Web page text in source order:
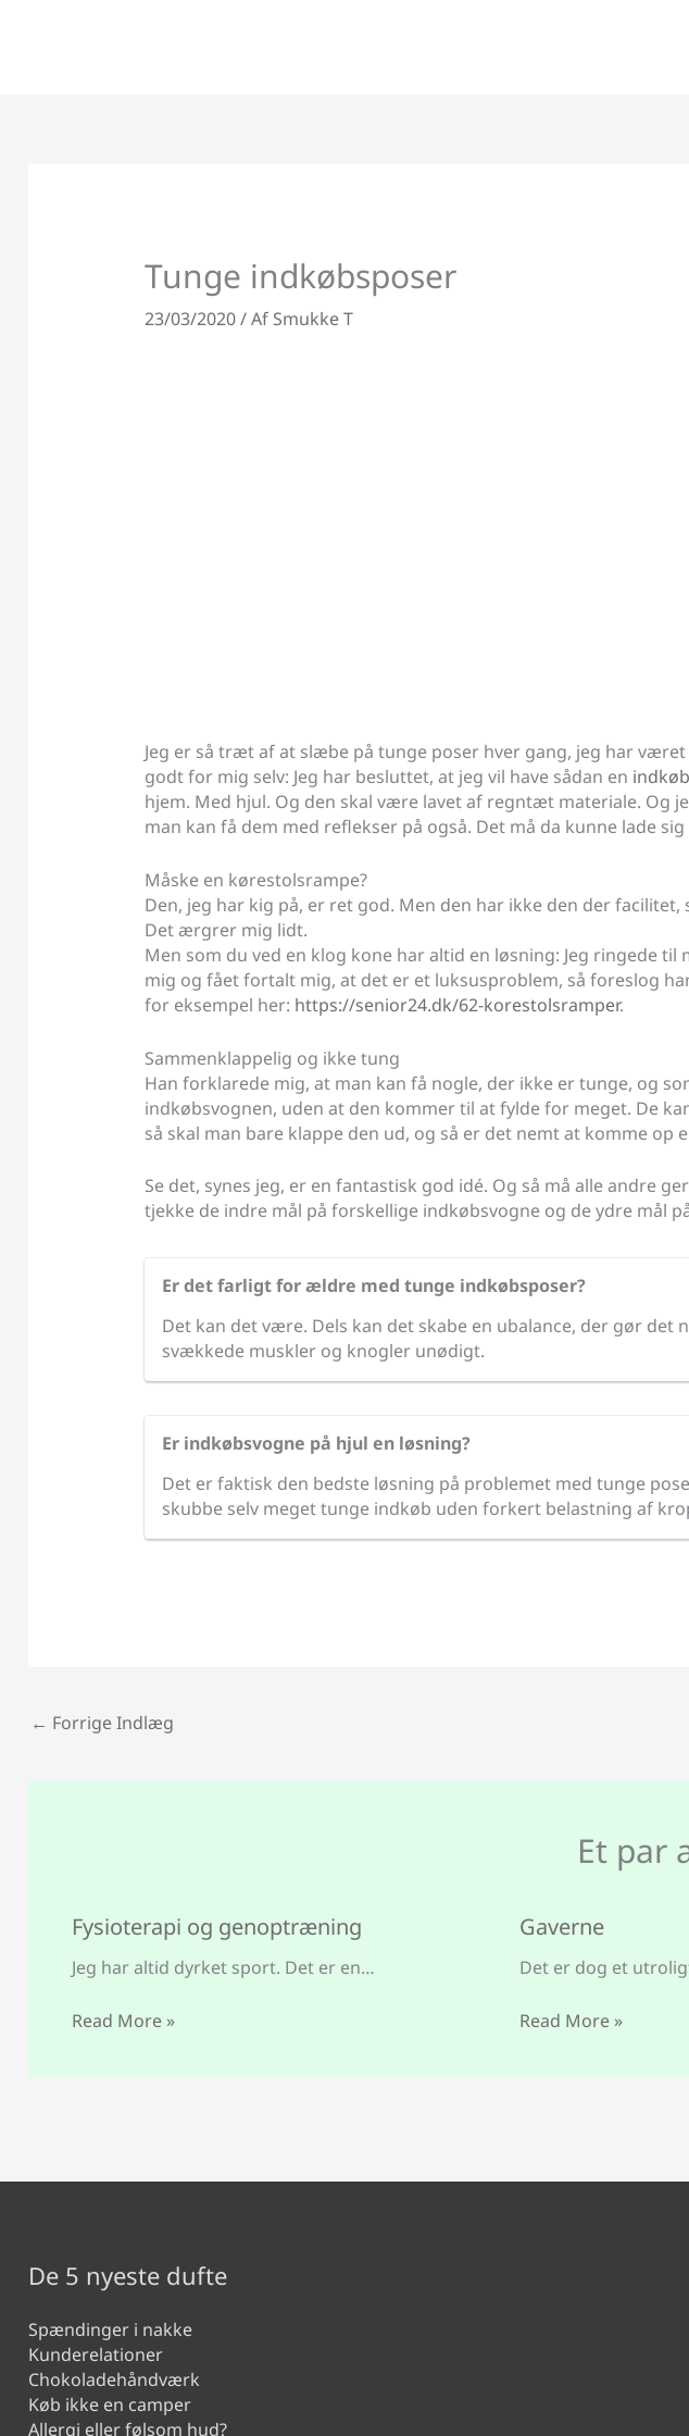
Tunge indkøbsposer
23/03/2020/ Af Smukke T
Jeg er så træt af at slæbe på tunge poser hver gang, jeg har
godt for mig selv: Jeg har besluttet, at jeg vil have sådan en
hjem. Med hjul. Og den skal være lavet af regntæt materiale. Og
man kan få dem med reflekser på også. Det må da kunne lade
Måske en kørestolsrampe?
Den, jeg har kig på, er ret god. Men den har ikke den der
Det ærgrer mig lidt.
Men som du ved en klog kone har altid en løsning: Jeg ringede til
mig og fået fortalt mig, at det er et luksusproblem, så foreslog
for eksempel her: https://senior24.dk/62-korestolsramper.
Sammenklappelig og ikke tung
Han forklarede mig, at man kan få nogle, der ikke er tunge, og
indkøbsvognen, uden at den kommer til at fylde for meget. De
så skal man bare klappe den ud, og så er det nemt at komme op
Se det, synes jeg, er en fantastisk god idé. Og så må alle andre
tjekke de indre mål på forskellige indkøbsvogne og de ydre mål
Er det farligt for ældre med tunge indkøbsposer?
Det kan det være. Dels kan det skabe en ubalance, der gør
svækkede muskler og knogler unødigt.
Er indkøbsvogne på hjul en løsning?
Det er faktisk den bedste løsning på problemet med tunge
skubbe selv meget tunge indkøb uden forkert belastning af
← Forrige Indlæg
Et par
Fysioterapi og genoptræning
Jeg har altid dyrket sport. Det er en…
Read More »
Gaverne
Det er dog et
Read More »
De 5 nyeste dufte
Spændinger i nakke
Kunderelationer
Chokoladehåndværk
Køb ikke en camper
Allergi eller følsom hud?